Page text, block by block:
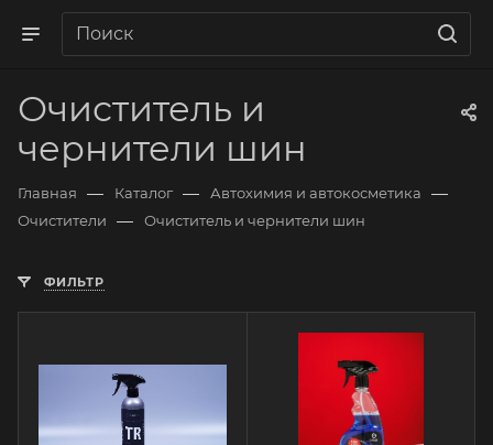
Очиститель и
чернители шин
Главная — Каталог — Автохимия и автокосметика —
Очистители — Очиститель и чернители шин
ФИЛЬТР